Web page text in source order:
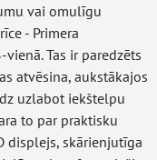
vai omulīgu
- Primera
Tas ir paredzēts
atvēsina, aukstākajos
uzlabot iekštelpu
to par praktisku
displejs, skārienjutīga